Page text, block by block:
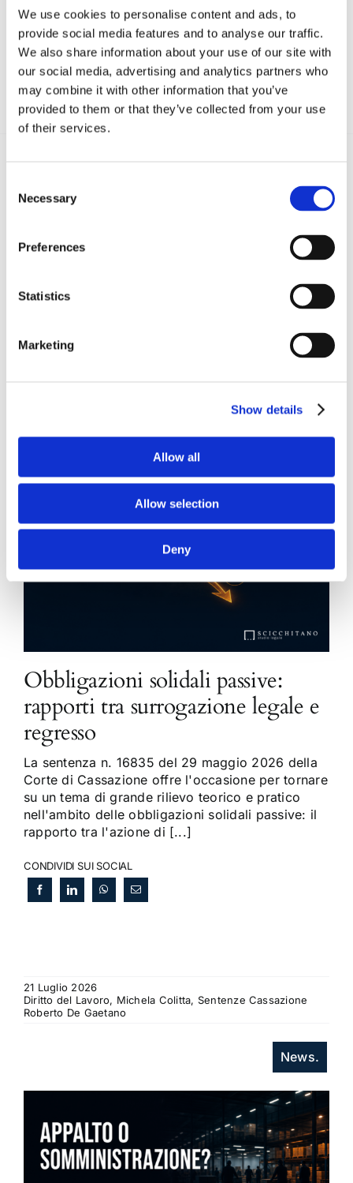
We use cookies to personalise content and ads, to
provide social media features and to analyse our traffic.
We also share information about your use of our site with
our social media, advertising and analytics partners who
may combine it with other information that you’ve
provided to them or that they’ve collected from your use
of their services.
Selection
Necessary
Preferences
Statistics
Marketing
Show details
Allow all
Allow selection
Deny
Recent posts
24 Luglio 2026
Diritto civile, Michela Colitta, Sentenze Cassazione
News.
Obbligazioni solidali passive:
rapporti tra surrogazione legale e
regresso
La sentenza n. 16835 del 29 maggio 2026 della
Corte di Cassazione offre l'occasione per tornare
su un tema di grande rilievo teorico e pratico
nell'ambito delle obbligazioni solidali passive: il
rapporto tra l'azione di [...]
CONDIVIDI SUI SOCIAL
21 Luglio 2026
Diritto del Lavoro, Michela Colitta, Sentenze Cassazione
Roberto De Gaetano
News.